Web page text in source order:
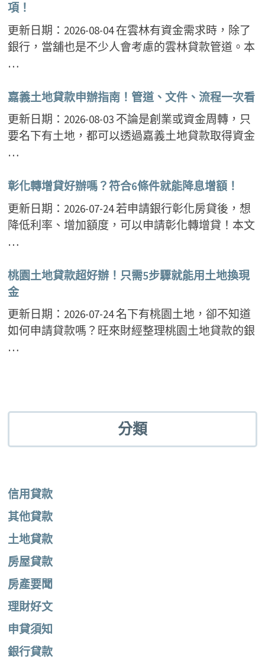
項！
更新日期：2026-08-04 在雲林有資金需求時，除了
銀行，當舖也是不少人會考慮的雲林貸款管道。本
…
嘉義土地貸款申辦指南！管道、文件、流程一次看
更新日期：2026-08-03 不論是創業或資金周轉，只
要名下有土地，都可以透過嘉義土地貸款取得資金
…
彰化轉增貸好辦嗎？符合6條件就能降息增額！
更新日期：2026-07-24 若申請銀行彰化房貸後，想
降低利率、增加額度，可以申請彰化轉增貸！本文
…
桃園土地貸款超好辦！只需5步驟就能用土地換現
金
更新日期：2026-07-24 名下有桃園土地，卻不知道
如何申請貸款嗎？旺來財經整理桃園土地貸款的銀
…
分類
信用貸款
其他貸款
土地貸款
房屋貸款
房產要聞
理財好文
申貸須知
銀行貸款